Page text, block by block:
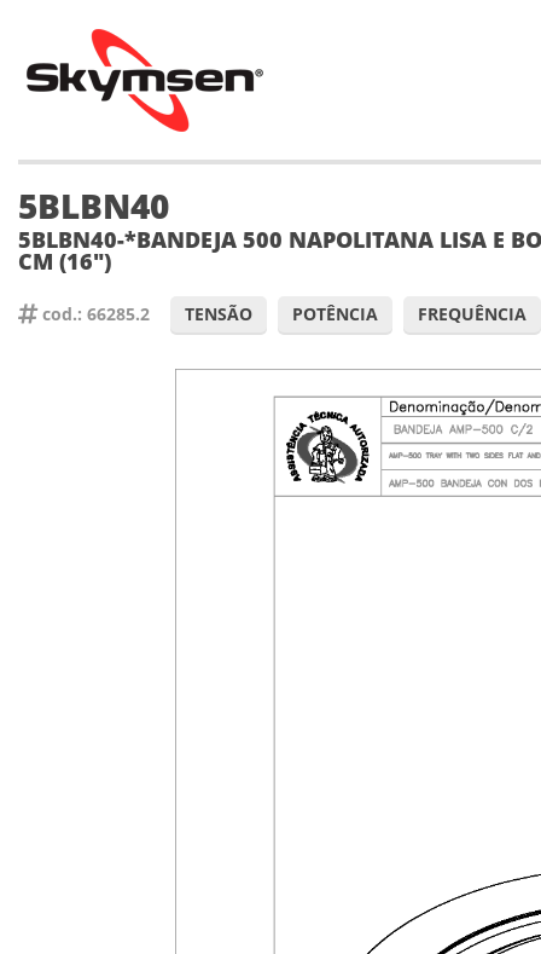
5BLBN40
5BLBN40-*BANDEJA 500 NAPOLITANA LISA E
CM (16")
cod.: 66285.2 TENSÃO POTÊNCIA FREQUÊNCIA